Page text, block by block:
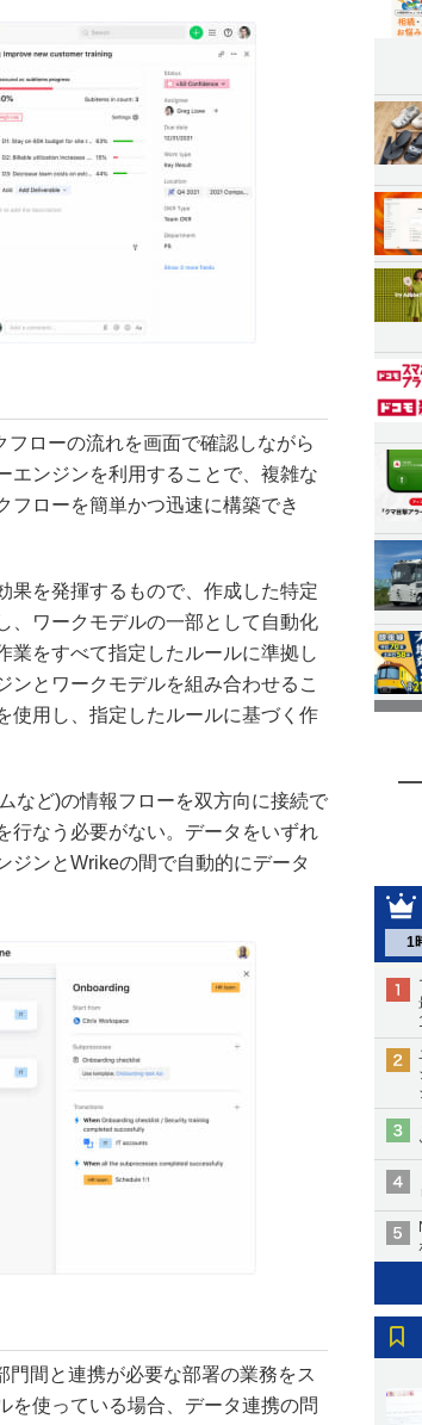
1
ローの流れを画面で確認しながら
エンジンを利用することで、複雑な
フローを簡単かつ迅速に構築でき
果を発揮するもので、作成した特定
、ワークモデルの一部として自動化
業をすべて指定したルールに準拠し
ンとワークモデルを組み合わせるこ
使用し、指定したルールに基づく作
など)の情報フローを双方向に接続で
行なう必要がない。データをいずれ
ジンとWrikeの間で自動的にデータ
門間と連携が必要な部署の業務をス
を使っている場合、データ連携の問